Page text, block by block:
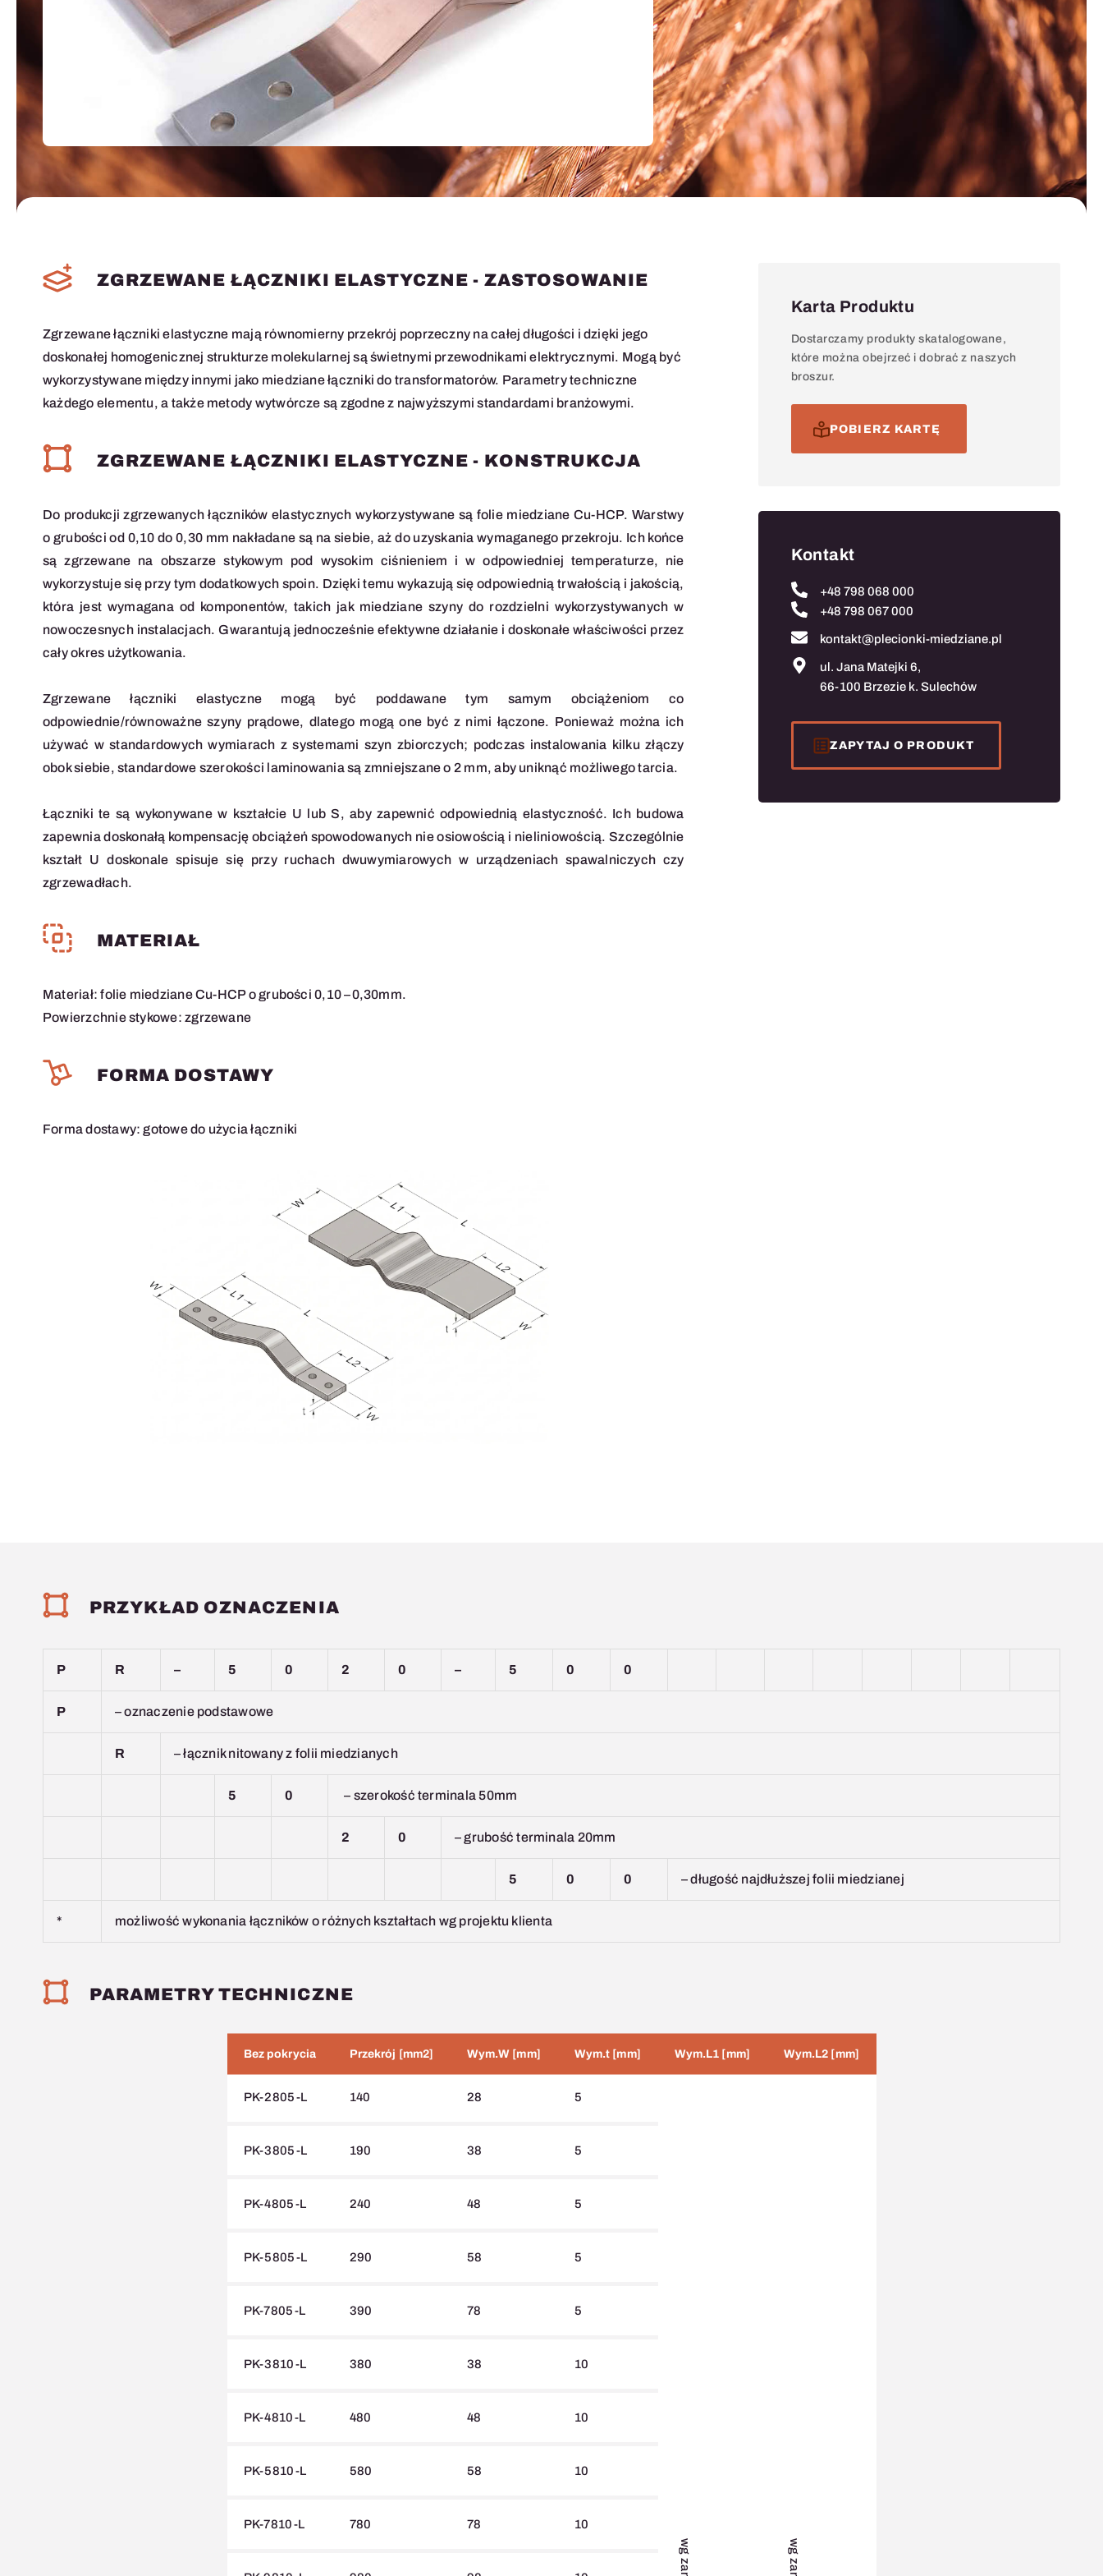
ZGRZEWANE ŁĄCZNIKI ELASTYCZNE - ZASTOSOWANIE
Zgrzewane łączniki elastyczne mają równomierny przekrój poprzeczny na całej długości i dzięki jego
doskonałej homogenicznej strukturze molekularnej są świetnymi przewodnikami elektrycznymi. Mogą być
wykorzystywane między innymi jako miedziane łączniki do transformatorów. Parametry techniczne
każdego elementu, a także metody wytwórcze są zgodne z najwyższymi standardami branżowymi.
ZGRZEWANE ŁĄCZNIKI ELASTYCZNE - KONSTRUKCJA
Do produkcji zgrzewanych łączników elastycznych wykorzystywane są folie miedziane Cu-HCP. Warstwy
o grubości od 0,10 do 0,30 mm nakładane są na siebie, aż do uzyskania wymaganego przekroju. Ich końce
są zgrzewane na obszarze stykowym pod wysokim ciśnieniem i w odpowiedniej temperaturze, nie
wykorzystuje się przy tym dodatkowych spoin. Dzięki temu wykazują się odpowiednią trwałością i jakością,
która jest wymagana od komponentów, takich jak miedziane szyny do rozdzielni wykorzystywanych w
nowoczesnych instalacjach. Gwarantują jednocześnie efektywne działanie i doskonałe właściwości przez
cały okres użytkowania.
Zgrzewane łączniki elastyczne mogą być poddawane tym samym obciążeniom co
odpowiednie/równoważne szyny prądowe, dlatego mogą one być z nimi łączone. Ponieważ można ich
używać w standardowych wymiarach z systemami szyn zbiorczych; podczas instalowania kilku złączy
obok siebie, standardowe szerokości laminowania są zmniejszane o 2 mm, aby uniknąć możliwego tarcia.
Łączniki te są wykonywane w kształcie U lub S, aby zapewnić odpowiednią elastyczność. Ich budowa
zapewnia doskonałą kompensację obciążeń spowodowanych nie osiowością i nieliniowością. Szczególnie
kształt U doskonale spisuje się przy ruchach dwuwymiarowych w urządzeniach spawalniczych czy
zgrzewadłach.
MATERIAŁ
Materiał: folie miedziane Cu-HCP o grubości 0,10 –0,30mm.
Powierzchnie stykowe: zgrzewane
FORMA DOSTAWY
Forma dostawy: gotowe do użycia łączniki
Karta Produktu
Dostarczamy produkty skatalogowane,
które można obejrzeć i dobrać z naszych
broszur.
POBIERZ KARTĘ
Kontakt
+48 798 068 000
+48 798 067 000
kontakt@plecionki-miedziane.pl
ul. Jana Matejki 6,
66-100 Brzezie k. Sulechów
ZAPYTAJ O PRODUKT
PRZYKŁAD OZNACZENIA
P R – 5 0 2 0 – 5 0 0
P – oznaczenie podstawowe
R – łącznik nitowany z folii miedzianych
5 0 – szerokość terminala 50mm
2 0 – grubość terminala 20mm
5 0 0 – długość najdłuższej folii miedzianej
* możliwość wykonania łączników o różnych kształtach wg projektu klienta
PARAMETRY TECHNICZNE
Bez pokrycia Przekrój [mm2] Wym.W [mm] Wym.t [mm] Wym.L1 [mm] Wym.L2 [mm]
PK-2805-L 140 28 5
PK-3805-L 190 38 5
PK-4805-L 240 48 5
PK-5805-L 290 58 5
PK-7805-L 390 78 5
PK-3810-L 380 38 10
PK-4810-L 480 48 10
PK-5810-L 580 58 10
PK-7810-L 780 78 10